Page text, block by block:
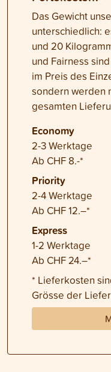
Das Gewicht
unterschiedlich:
und 20
und Fairness
im Preis des
sondern werden
gesamten
Economy
2-3 Werktage
Ab CHF 8.-*
Priority
2-4 Werktage
Ab CHF 12.–*
Express
1-2 Werktage
Ab CHF 24.–*
* Lieferkosten
Grösse der